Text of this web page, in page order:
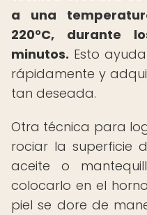
a una
220°C, durante
minutos. Esto
rápidamente y
tan deseada.
Otra técnica para
rociar la superficie
aceite o
colocarlo en el
piel se dore de